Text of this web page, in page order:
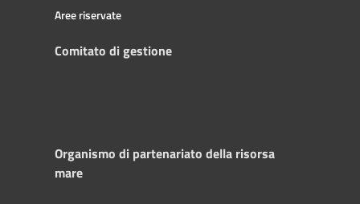
Aree riservate
Comitato di gestione
Organismo di partenariato della risorsa
mare